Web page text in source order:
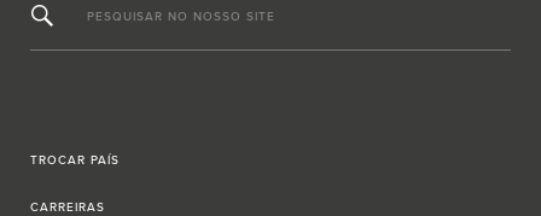
PESQUISAR NO NOSSO SITE
TROCAR PAÍS
CARREIRAS